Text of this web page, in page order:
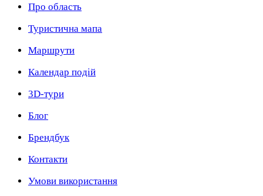
Про область
Туристична мапа
Маршрути
Календар подій
3D-тури
Блог
Брендбук
Контакти
Умови використання